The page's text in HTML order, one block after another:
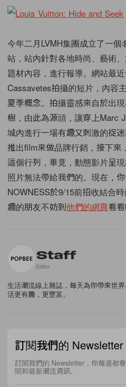
今年二月LVMH集團成立了一個
站，站內針對各地時尚、藝術
題材內容，進行報導。網站最
Cassavetes拍攝的短片，內容
夏季概念。拍攝靈感來自於出
樹，由此為源頭，讓穿上Marc
城內進行一場有趣又刺激的捉
推出film來做品牌行銷，接下來
這個行列，畢竟，動態影片呈
照片無法帶給我們的。現在，
NOWNESS於9/15前招收結合
趣的朋友不妨到他們的網頁看看
Staff
Editor
生活潮流線上雜誌，每天為你帶來世
活更有趣，更豐富。
訂閱我們的 Newsletter
訂閱我們的 Newsletter，你每週都
聞和最新潮流資訊。